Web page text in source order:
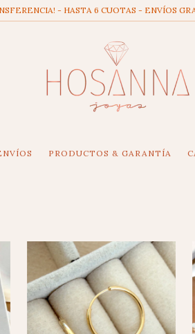
- HASTA 6 CUOTAS - ENVÍOS
PRODUCTOS & GARANTÍA